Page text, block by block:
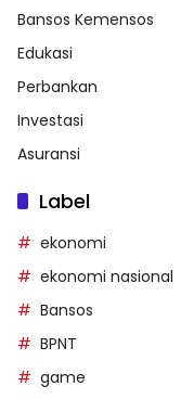
Bansos Kemensos
Edukasi
Perbankan
Investasi
Asuransi
Label
ekonomi
ekonomi nasional
Bansos
BPNT
game